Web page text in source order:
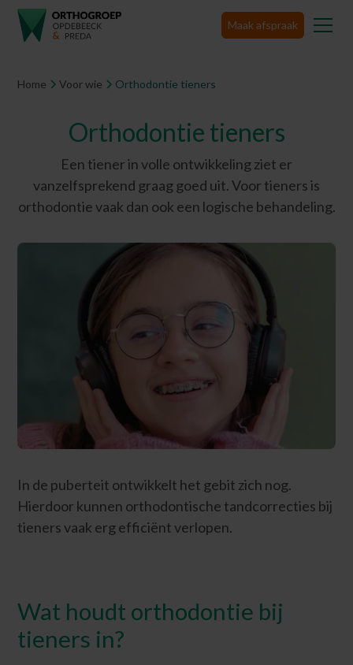
Maak afspraak
Home Voor wie Orthodontie tieners
Orthodontie tieners
Een tiener in volle ontwikkeling ziet er
vanzelfsprekend graag goed uit. Voor tieners is
orthodontie vaak dan ook een logische behandeling.
In de puberteit ontwikkelt het gebit zich nog.
Hierdoor kunnen orthodontische tandcorrecties bij
tieners vaak erg efficiënt verlopen.
Wat houdt orthodontie bij
tieners in?